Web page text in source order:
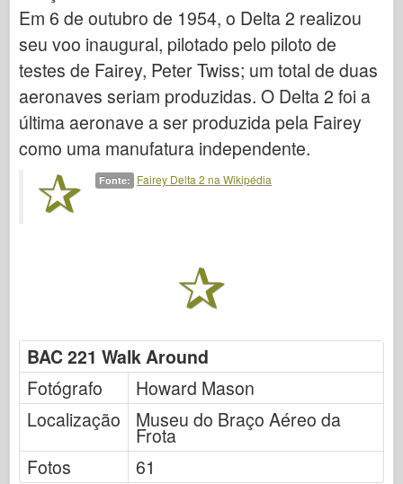
Moldes finos
Forças de Valor
FriulModel
Hasegawa
Heller
HobbyBoss
Modelo Meng
Tamiya
Tristar
Trompetista
Em 6 de outubro de 1954, o Delta 2 realizou
seu voo inaugural, pilotado pelo piloto de
testes de Fairey, Peter Twiss; um total de duas
aeronaves seriam produzidas. O Delta 2 foi a
última aeronave a ser produzida pela Fairey
como uma manufatura independente.
Fonte: Fairey Delta 2 na Wikipédia
BAC 221 Walk Around
Fotógrafo
Howard Mason
Localização
Museu do Braço Aéreo da
Frota
Fotos
61